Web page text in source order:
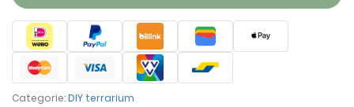
Categorie:DIY terrarium